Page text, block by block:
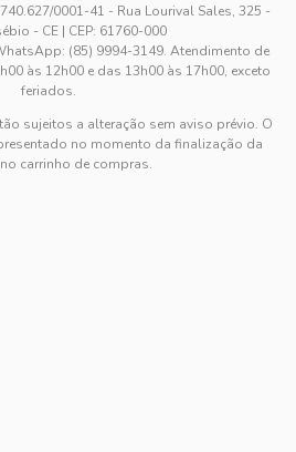
0001-41 - Rua Lourival Sales, 325 -
- CE | CEP: 61760-000
(85) 9994-3149. Atendimento de
às 12h00 e das 13h00 às 17h00, exceto
feriados.
sujeitos a alteração sem aviso prévio. O
no momento da finalização da
carrinho de compras.